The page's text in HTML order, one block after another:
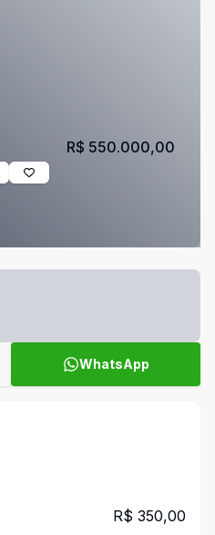
R$ 550.000,00
WhatsApp
R$ 350,00